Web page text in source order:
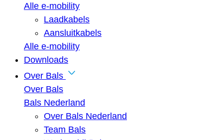
Alle e-mobility
Laadkabels
Aansluitkabels
Alle e-mobility
Downloads
Over Bals
Over Bals
Bals Nederland
Over Bals Nederland
Team Bals